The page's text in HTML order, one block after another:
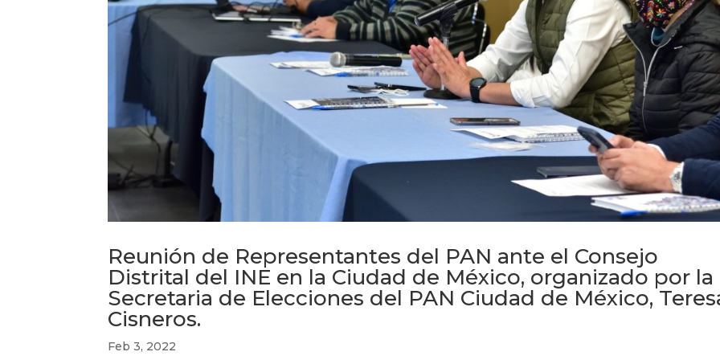
Reunión de Representantes del PAN ante el Consejo
Distrital del INE en la Ciudad de México, organizado por la
Secretaria de Elecciones del PAN Ciudad de México,
Cisneros.
Feb 3, 2022